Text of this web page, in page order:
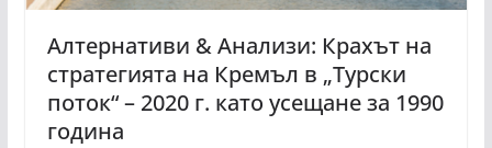
Алтернативи & Анализи: Крахът на
стратегията на Кремъл в „Турски
поток“ – 2020 г. като усещане за 1990
година